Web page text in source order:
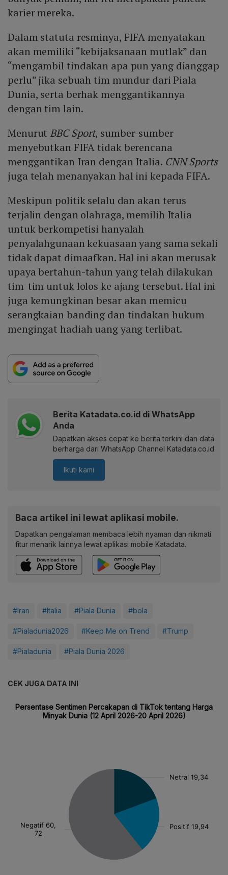
karier mereka.
Dalam statuta resminya, FIFA menyatakan
akan memiliki “kebijaksanaan mutlak” dan
“mengambil tindakan apa pun yang dianggap
perlu” jika sebuah tim mundur dari Piala
Dunia, serta berhak menggantikannya
dengan tim lain.
Menurut BBC Sport, sumber-sumber
menyebutkan FIFA tidak berencana
menggantikan Iran dengan Italia. CNN Sports
juga telah menanyakan hal ini kepada FIFA.
Meskipun politik selalu dan akan terus
terjalin dengan olahraga, memilih Italia
untuk berkompetisi hanyalah
penyalahgunaan kekuasaan yang sama sekali
tidak dapat dimaafkan. Hal ini akan merusak
upaya bertahun-tahun yang telah dilakukan
tim-tim untuk lolos ke ajang tersebut. Hal ini
juga kemungkinan besar akan memicu
serangkaian banding dan tindakan hukum
mengingat hadiah uang yang terlibat.
Berita Katadata.co.id di WhatsApp
Anda
Dapatkan akses cepat ke berita terkini dan data
berharga dari WhatsApp Channel Katadata.co.id
Ikuti kami
Baca artikel ini lewat aplikasi mobile.
Dapatkan pengalaman membaca lebih nyaman dan nikmati
fitur menarik lainnya lewat aplikasi mobile Katadata.
#Iran #Italia #Piala Dunia #bola
#Pialadunia2026 #Keep Me on Trend #Trump
#Pialadunia #Piala Dunia 2026
CEK JUGA DATA INI